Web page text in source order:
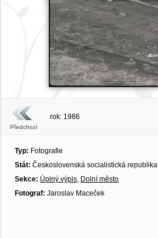
Předchozí
rok: 1986
Typ: Fotografie
Stát: Československá socialistická republika
Sekce: Úplný výpis, Dolní město
Fotograf: Jaroslav Maceček